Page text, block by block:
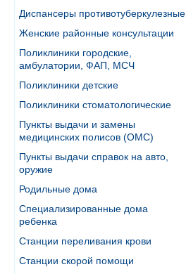
Диспансеры противотуберкулезные
Женские районные консультации
Поликлиники городские,
амбулатории, ФАП, МСЧ
Поликлиники детские
Поликлиники стоматологические
Пункты выдачи и замены
медицинских полисов (ОМС)
Пункты выдачи справок на авто,
оружие
Родильные дома
Специализированные дома
ребенка
Станции переливания крови
Станции скорой помощи